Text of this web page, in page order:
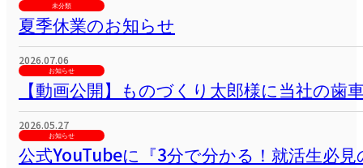
2027年3月期第1四半期決算短信〔日本基準
2026.07.31
株主・投資家情報
第三者割当増資における調達資金の資金使
2026.07.31
未分類
夏季休業のお知らせ